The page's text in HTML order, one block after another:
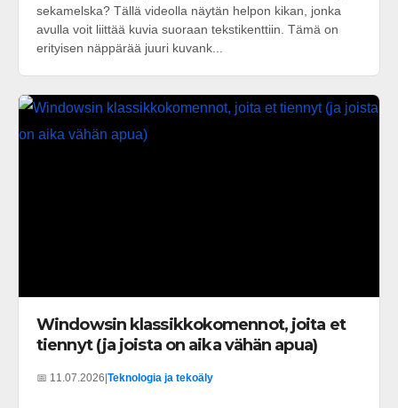
sekamelska? Tällä videolla näytän helpon kikan, jonka
avulla voit liittää kuvia suoraan tekstikenttiin. Tämä on
erityisen näppärää juuri kuvank...
Windowsin klassikkokomennot, joita et
tiennyt (ja joista on aika vähän apua)
📅 11.07.2026 Teknologia ja tekoäly